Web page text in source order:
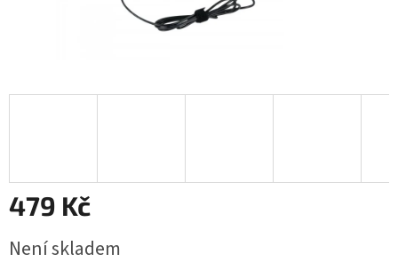
479 Kč
cena:
Není skladem